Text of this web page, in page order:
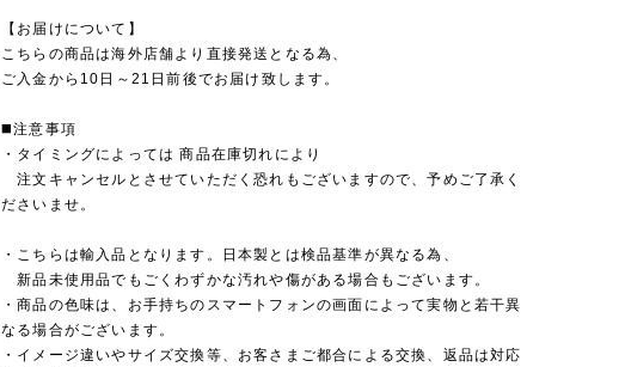
【お届けについて】
こちらの商品は海外店舗より直接発送となる為、
ご入金から10日～21日前後でお届け致します。
◼️注意事項
・タイミングによっては 商品在庫切れにより
注文キャンセルとさせていただく恐れもございますので、予めご了承く
ださいませ。
・こちらは輸入品となります。日本製とは検品基準が異なる為、
新品未使用品でもごくわずかな汚れや傷がある場合もございます。
・商品の色味は、お手持ちのスマートフォンの画面によって実物と若干異
なる場合がございます。
・イメージ違いやサイズ交換等、お客さまご都合による交換、返品は対応